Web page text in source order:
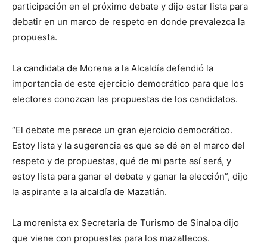
participación en el próximo debate y dijo estar lista para
debatir en un marco de respeto en donde prevalezca la
propuesta.
La candidata de Morena a la Alcaldía defendió la
importancia de este ejercicio democrático para que los
electores conozcan las propuestas de los candidatos.
“El debate me parece un gran ejercicio democrático.
Estoy lista y la sugerencia es que se dé en el marco del
respeto y de propuestas, qué de mi parte así será, y
estoy lista para ganar el debate y ganar la elección”, dijo
la aspirante a la alcaldía de Mazatlán.
La morenista ex Secretaria de Turismo de Sinaloa dijo
que viene con propuestas para los mazatlecos.